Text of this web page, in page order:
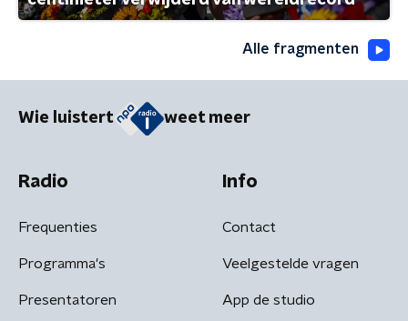
Alle fragmenten
Wie luistert weet meer
Radio
Frequenties
Programma's
Presentatoren
Info
Contact
Veelgestelde vragen
App de studio